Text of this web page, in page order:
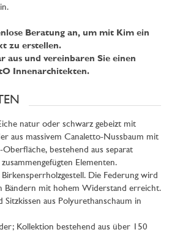
Beratung an, um mit Kim ein
zu erstellen.
aus und vereinbaren Sie einen
Innenarchitekten.
natur oder schwarz gebeizt mit
aus massivem Canaletto-Nussbaum mit
bestehend aus separat
Elementen.
Die Federung wird
Bändern mit hohem Widerstand erreicht.
Sitzkissen aus Polyurethanschaum in
Kollektion bestehend aus über 150